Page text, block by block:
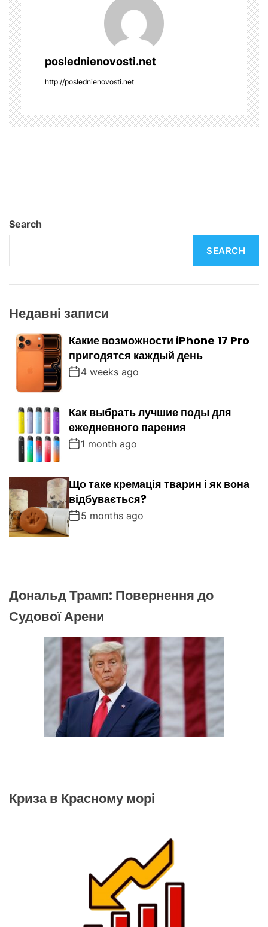
a
v
i
g
a
n
poslednienovosti.net
http://poslednienovosti.net
Search
SEARCH
Недавні записи
Какие возможности iPhone 17 Pro
пригодятся каждый день
4 weeks ago
Как выбрать лучшие поды для
ежедневного парения
1 month ago
Що таке кремація тварин і як вона
відбувається?
5 months ago
Дональд Трамп: Повернення до
Судової Арени
Криза в Красному морі